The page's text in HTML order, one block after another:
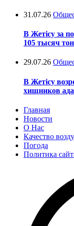
31.07.26
В Жетісу за
105 тысяч
29.07.26
В Жетісу
хищников
Главная
Новости
О Нас
Качество
Погода
Политика